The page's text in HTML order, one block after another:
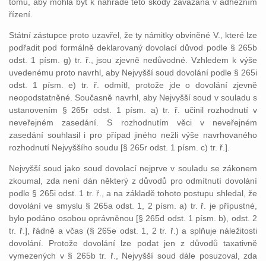
řízení.
Státní zástupce proto uzavřel, že ty námitky obviněné V., které lze
podřadit pod formálně deklarovaný dovolací důvod podle § 265b
odst. 1 písm. g) tr. ř., jsou zjevně nedůvodné. Vzhledem k výše
uvedenému proto navrhl, aby Nejvyšší soud dovolání podle § 265i
odst. 1 písm. e) tr. ř. odmítl, protože jde o dovolání zjevně
neopodstatněné. Současně navrhl, aby Nejvyšší soud v souladu s
ustanovením § 265r odst. 1 písm. a) tr. ř. učinil rozhodnutí v
neveřejném zasedání. S rozhodnutím věci v neveřejném
zasedání souhlasil i pro případ jiného nežli výše navrhovaného
rozhodnutí Nejvyššího soudu [§ 265r odst. 1 písm. c) tr. ř.].
Nejvyšší soud jako soud dovolací nejprve v souladu se zákonem
zkoumal, zda není dán některý z důvodů pro odmítnutí dovolání
podle § 265i odst. 1 tr. ř., a na základě tohoto postupu shledal, že
dovolání ve smyslu § 265a odst. 1, 2 písm. a) tr. ř. je přípustné,
bylo podáno osobou oprávněnou [§ 265d odst. 1 písm. b), odst. 2
tr. ř.], řádně a včas (§ 265e odst. 1, 2 tr. ř.) a splňuje náležitosti
dovolání. Protože dovolání lze podat jen z důvodů taxativně
vymezených v § 265b tr. ř., Nejvyšší soud dále posuzoval, zda